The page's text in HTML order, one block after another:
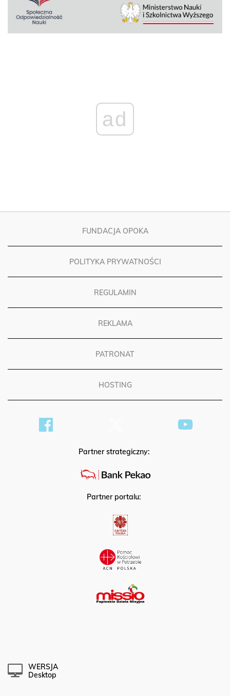
ad
FUNDACJA OPOKA
POLITYKA PRYWATNOŚCI
REGULAMIN
REKLAMA
PATRONAT
HOSTING
Partner strategiczny:
Partner portalu:
WERSJA
Desktop